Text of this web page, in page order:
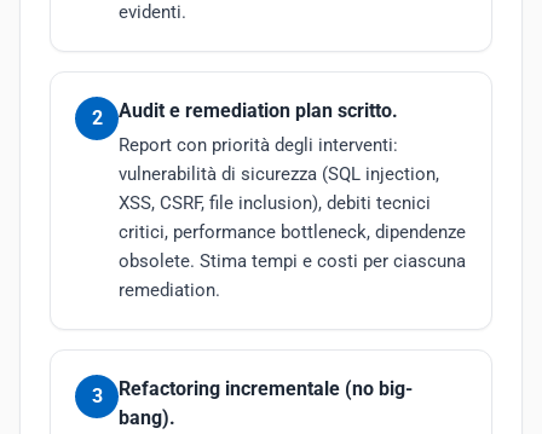
evidenti.
2 Audit e remediation plan scritto.
Report con priorità degli interventi:
vulnerabilità di sicurezza (SQL injection,
XSS, CSRF, file inclusion), debiti tecnici
critici, performance bottleneck, dipendenze
obsolete. Stima tempi e costi per ciascuna
remediation.
3
Refactoring incrementale (no big-
bang).